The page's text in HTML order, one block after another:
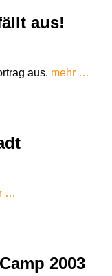
aus!
aus. mehr …
…
2003